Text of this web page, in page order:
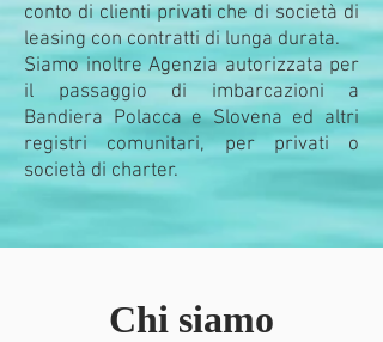
conto di clienti privati che di società di
leasing con contratti di lunga durata.
Siamo inoltre Agenzia autorizzata per
il passaggio di imbarcazioni a
Bandiera Polacca e Slovena ed altri
registri comunitari, per privati o
società di charter.
Chi siamo